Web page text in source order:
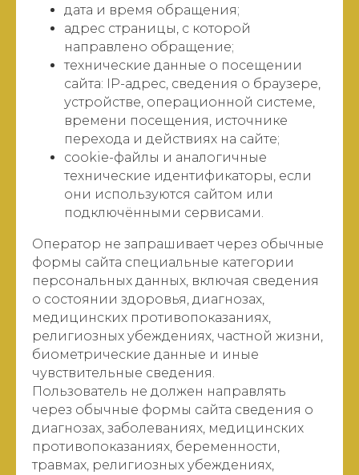
дата и время обращения;
адрес страницы, с которой
направлено обращение;
технические данные о посещении
сайта: IP-адрес, сведения о браузере,
устройстве, операционной системе,
времени посещения, источнике
перехода и действиях на сайте;
cookie-файлы и аналогичные
технические идентификаторы, если
они используются сайтом или
подключёнными сервисами.
Оператор не запрашивает через обычные
формы сайта специальные категории
персональных данных, включая сведения
о состоянии здоровья, диагнозах,
медицинских противопоказаниях,
религиозных убеждениях, частной жизни,
биометрические данные и иные
чувствительные сведения.
Пользователь не должен направлять
через обычные формы сайта сведения о
диагнозах, заболеваниях, медицинских
противопоказаниях, беременности,
травмах, религиозных убеждениях,